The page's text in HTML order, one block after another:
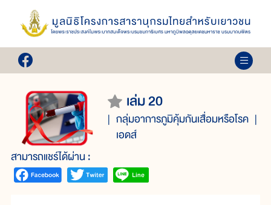
เล่ม 20
กลุ่มอาการภูมิคุ้มกันเสื่อมหรือโรค
เอดส์
สามารถแชร์ได้ผ่าน :